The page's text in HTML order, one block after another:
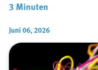
3 Minuten
Juni 06, 2026